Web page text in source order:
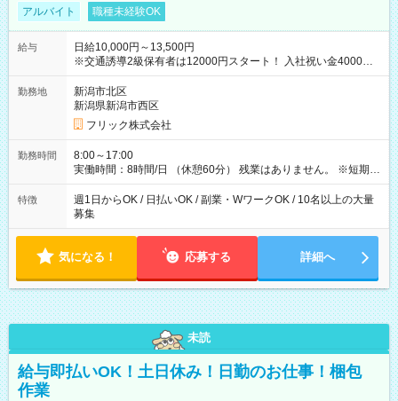
アルバイト 職種未経験OK
給与
日給10,000円～13,500円
※交通誘導2級保有者は12000円スタート！ 入社祝い金4000円
【試用期間】試用期間なし
勤務地
新潟市北区
新潟県新潟市西区
フリック株式会社
勤務時間
8:00～17:00
実働時間：8時間/日 （休憩60分） 残業はありません。 ※短期の
募集は行っておりません。予めご了承くださいませ。
特徴
週1日からOK / 日払いOK / 副業・WワークOK / 10名以上の大量
募集
気になる！ 応募する 詳細へ
未読
給与即払いOK！土日休み！日勤のお仕事！梱包
作業